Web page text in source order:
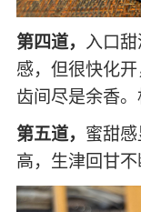
第四道， 入口
感，但很快化
齿间尽是余香。
第五道， 蜜甜
高，生津回甘不